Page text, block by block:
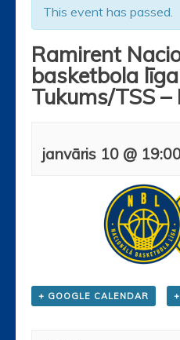
This event has passed.
Ramirent
basketbola
Tukums/TSS –
janvāris 10 @
+ GOOGLE CALENDAR